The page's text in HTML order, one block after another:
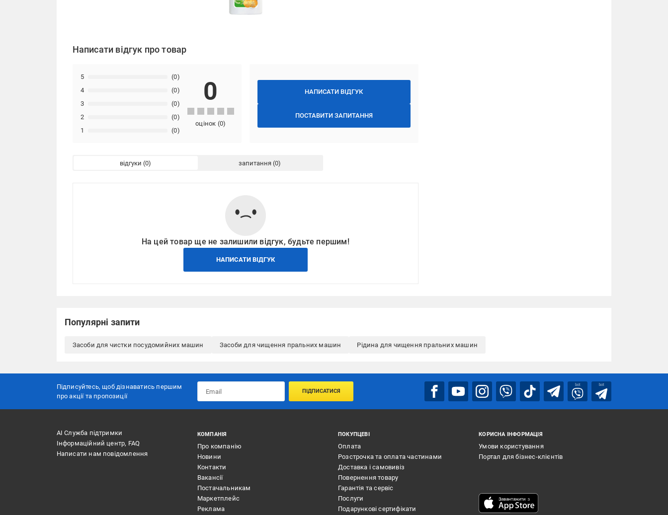
Написати відгук про товар
НАПИСАТИ ВІДГУК
ПОСТАВИТИ ЗАПИТАННЯ
1 (0)
2 (0)
3 (0)
4 (0)
5 (0)
0
оцінок (0)
відгуки запитання
На цей товар ще не залишили відгук, будьте першим!
НАПИСАТИ ВІДГУК
Популярні запити
Засоби для чистки посудомийних машин Засоби для чищення пральних машин Рідина для чищення пральних машин
Підписуйтесь, щоб дізнаватись першим
про акції та пропозиції
ПІДПИСАТИСЯ
bot bot
АІ Служба підтримки
Інформаційний центр, FAQ
Написати нам повідомлення
КОМПАНІЯ
Про компанію
Новини
Контакти
Вакансії
Постачальникам
Маркетплейс
Реклама
ПОКУПЦЕВІ
Оплата
Розстрочка та оплата частинами
Доставка і самовивіз
Повернення товару
Гарантія та сервіс
Послуги
Подарункові сертифікати
КОРИСНА ІНФОРМАЦІЯ
Умови користування
Портал для бізнес-клієнтів